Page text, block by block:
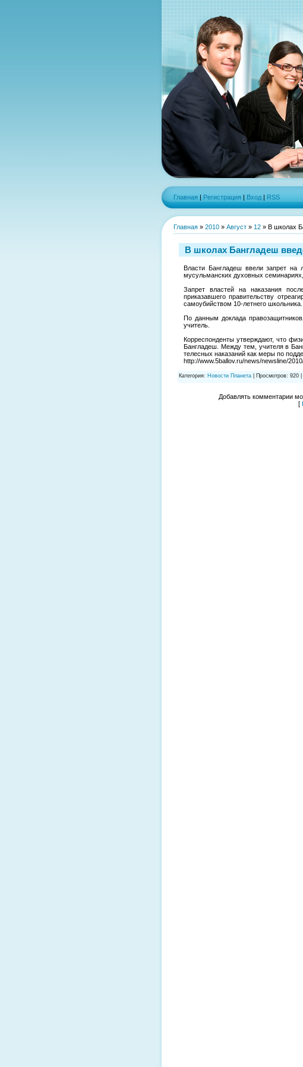
Главная | Регистрация | Вход | RSS
Главная » 2010 » Август » 12 » В школах
В школах Бангладеш
Власти Бангладеш ввели запрет на
мусульманских духовных
Запрет властей на наказания
приказавшего правительству
самоубийством 10-летнего школьника.
По данным доклада
учитель.
Корреспонденты утверждают, что
Бангладеш. Между тем, учителя в
телесных наказаний как меры по
http://www.5ballov.ru/news/newsline/
Категория: Новости Планета Просмотров: 920
Добавлять комментарии
[